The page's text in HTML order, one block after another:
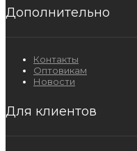
Дополнительно
Контакты
Оптовикам
Новости
Для клиентов